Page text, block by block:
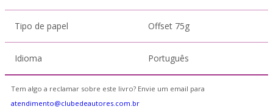
Tipo de papel Offset 75g
Idioma Português
Tem algo a reclamar sobre este livro? Envie um email para
atendimento@clubedeautores.com.br